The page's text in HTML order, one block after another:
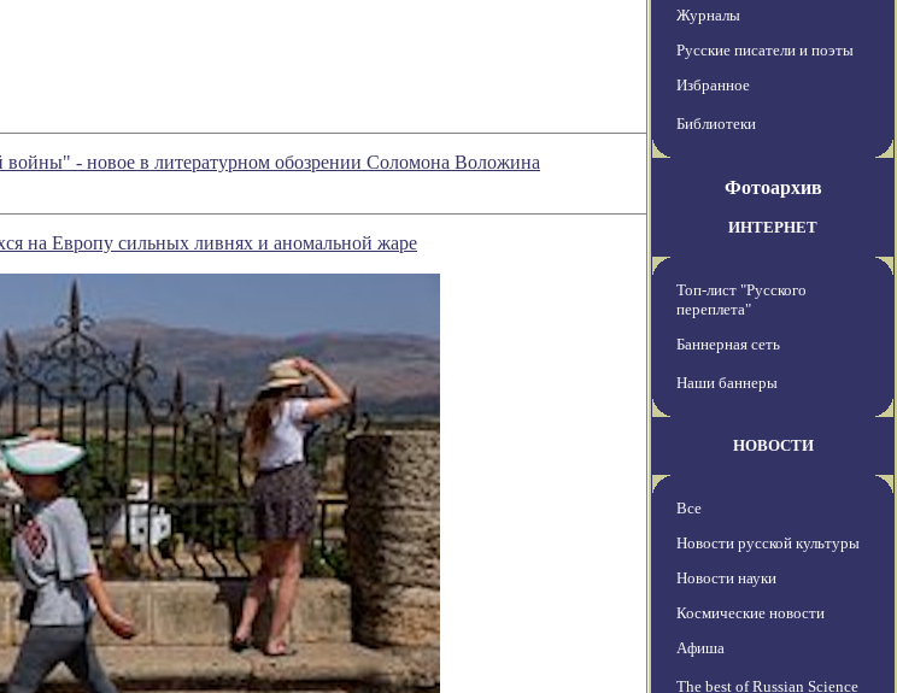
- новое в литературном обозрении Соломона Воложина
на Европу сильных ливнях и аномальной жаре
Журналы
Русские писатели и поэты
Избранное
Библиотеки
Фотоархив
ИНТЕРНЕТ
Топ-лист "Русского
переплета"
Баннерная сеть
Наши баннеры
НОВОСТИ
Все
Новости русской культуры
Новости науки
Космические новости
Афиша
The best of Russian Science